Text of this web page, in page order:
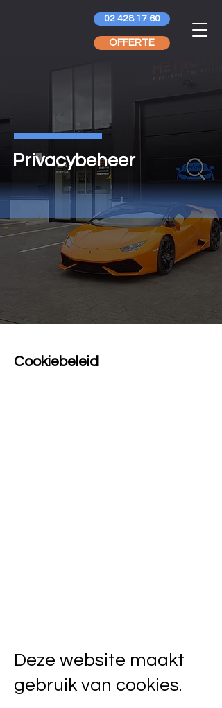
02 428 17 60
OFFERTE
Privacybeheer
Cookiebeleid
Deze website maakt
gebruik van cookies.